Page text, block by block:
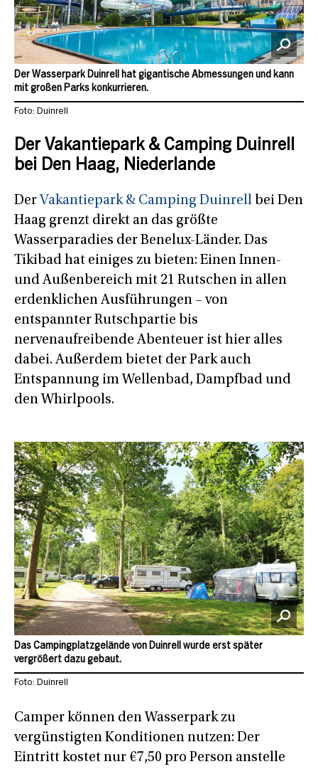
Der Wasserpark Duinrell hat gigantische Abmessungen und kann
mit großen Parks konkurrieren.
Foto: Duinrell
Der Vakantiepark & Camping Duinrell
bei Den Haag, Niederlande
Der Vakantiepark & Camping Duinrell bei Den
Haag grenzt direkt an das größte
Wasserparadies der Benelux-Länder. Das
Tikibad hat einiges zu bieten: Einen Innen-
und Außenbereich mit 21 Rutschen in allen
erdenklichen Ausführungen – von
entspannter Rutschpartie bis
nervenaufreibende Abenteuer ist hier alles
dabei. Außerdem bietet der Park auch
Entspannung im Wellenbad, Dampfbad und
den Whirlpools.
Camper können den Wasserpark zu
vergünstigten Konditionen nutzen: Der
Eintritt kostet nur €7,50 pro Person anstelle
Das Campingplatzgelände von Duinrell wurde erst später
vergrößert dazu gebaut.
Foto: Duinrell